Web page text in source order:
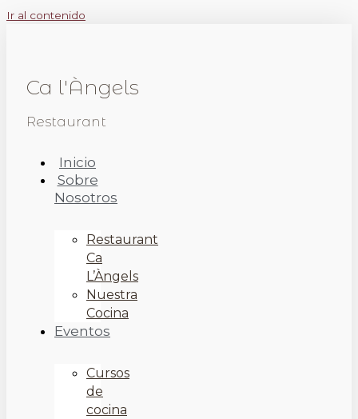
Ir al contenido
Ca l'Àngels
Restaurant
Inicio
Sobre
Nosotros
Restaurant
Ca
L’Àngels
Nuestra
Cocina
Eventos
Cursos
de
cocina